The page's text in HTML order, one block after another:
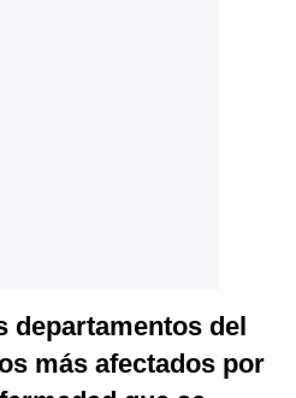
departamentos del
más afectados por